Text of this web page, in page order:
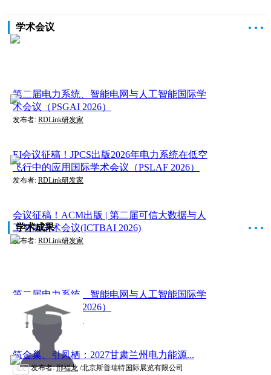
学术会议 ● ● ●
第二届电力系统、智能电网与人工智能国际学
术会议（PSGAI 2026）
发布者: RDLink研发家
EI会议征稿！JPCS出版2026年电力系统在低空
飞行中的应用国际学术会议（PSLAF 2026）
发布者: RDLink研发家
会议征稿！ACM出版 | 第二届可信大数据与人
工智能学术会议(ICTBAI 2026)
发布者: RDLink研发家
学术成果 ● ● ●
第二届电力系统、智能电网与人工智能国际学
术会议（PSGAI 2026）
发布者: RDLink研发家
筑金巢、引凤栖：2027甘肃兰州电力能源...
论文 发布者:邢福龙/北京斯普瑞特国际展览有限公司